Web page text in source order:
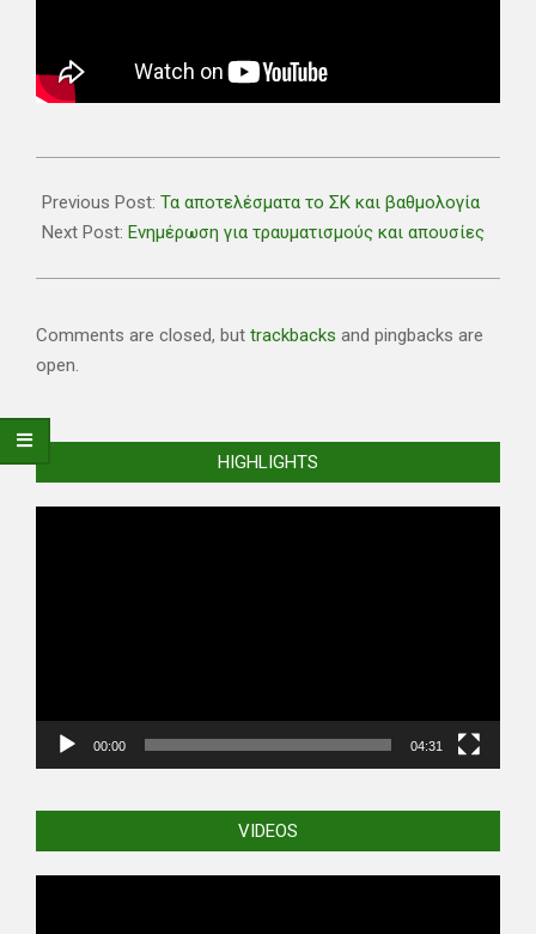
01-
26
Previous Post: Τα αποτελέσματα το ΣΚ και βαθμολογία
Next Post: Ενημέρωση για τραυματισμούς και απουσίες
Comments are closed, but trackbacks and pingbacks are
open.
HIGHLIGHTS
00:00 04:31
VIDEOS